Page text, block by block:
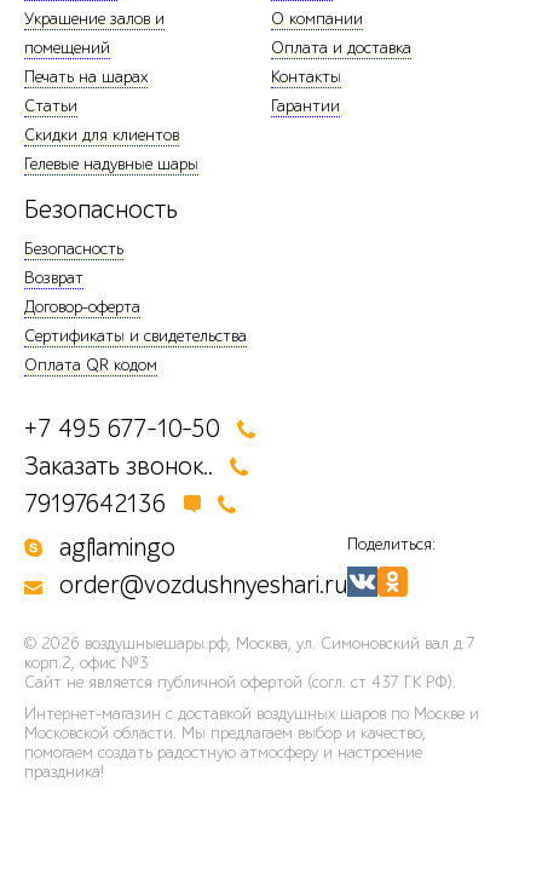
Украшение залов и
помещений
Печать на шарах
Статьи
Скидки для клиентов
Гелевые надувные шары
О компании
Оплата и доставка
Контакты
Гарантии
Безопасность
Безопасность
Возврат
Договор-оферта
Сертификаты и свидетельства
Оплата QR кодом
+7 495 677-10-50
Заказать звонок..
79197642136
agflamingo
order@vozdushnyeshari.ru
Поделиться:
© 2026 воздушныешары.рф, Москва, ул. Симоновский вал д.7
корп.2, офис №3
Сайт не является публичной офертой (согл. ст 437 ГК РФ).
Интернет-магазин с доставкой воздушных шаров по Москве и
Московской области. Мы предлагаем выбор и качество,
помогаем создать радостную атмосферу и настроение
праздника!